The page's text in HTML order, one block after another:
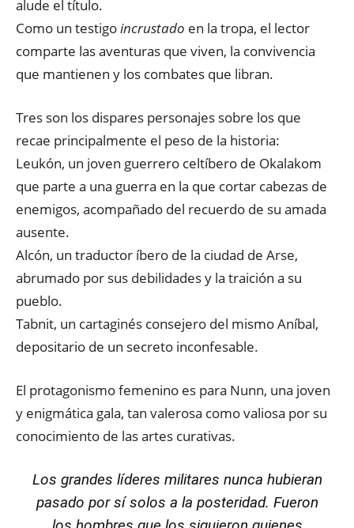
alude el título.
Como un testigoincrustado en la tropa, el lector
comparte las aventuras que viven, la convivencia
que mantienen y los combates que libran.
Tres son los dispares personajes sobre los que
recae principalmente el peso de la historia:
Leukón, un joven guerrero celtíbero de Okalakom
que parte a una guerra en la que cortar cabezas de
enemigos, acompañado del recuerdo de su amada
ausente.
Alcón, un traductor íbero de la ciudad de Arse,
abrumado por sus debilidades y la traición a su
pueblo.
Tabnit, un cartaginés consejero del mismo Aníbal,
depositario de un secreto inconfesable.
El protagonismo femenino es para Nunn, una joven
y enigmática gala, tan valerosa como valiosa por su
conocimiento de las artes curativas.
Los grandes líderes militares nunca hubieran
pasado por sí solos a la posteridad. Fueron